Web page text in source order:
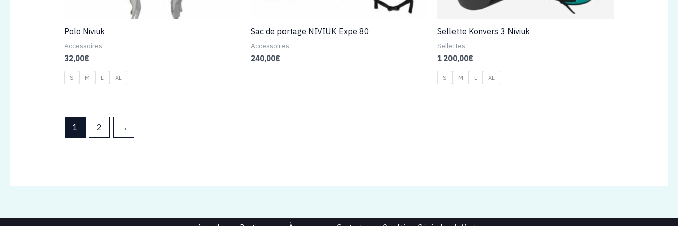
Polo Niviuk
Accessoires
32,00€
S M L XL
Sac de portage NIVIUK Expe 80
Accessoires
240,00€
Sellette Konvers 3 Niviuk
Sellettes
1 200,00€
S M L XL
1 2 →